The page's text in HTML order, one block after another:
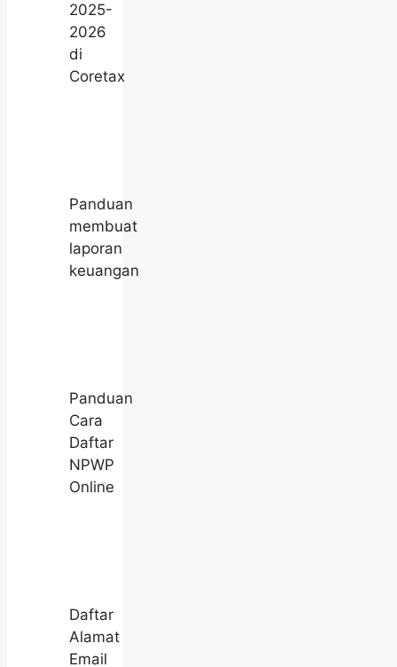
2025-
2026
di
Coretax
Panduan
membuat
laporan
keuangan
Panduan
Cara
Daftar
NPWP
Online
Daftar
Alamat
Email